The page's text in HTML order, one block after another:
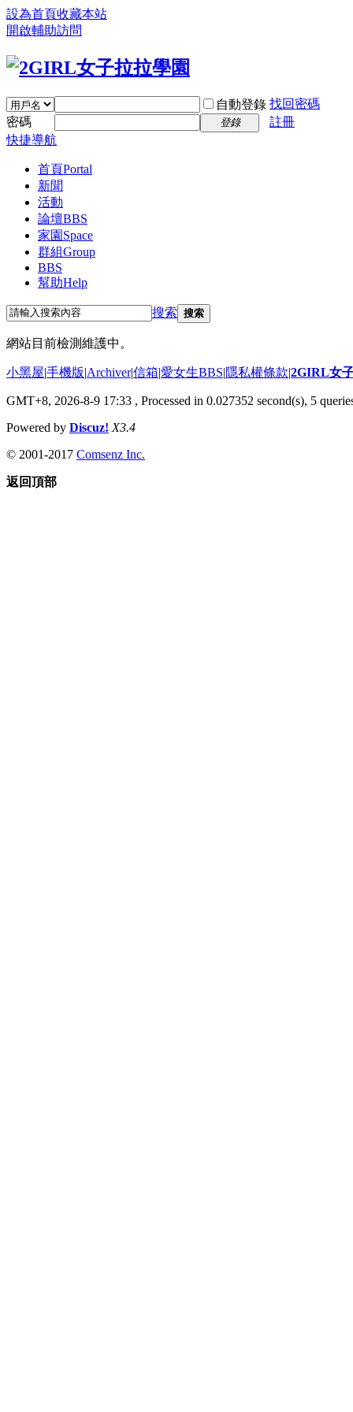
設為首頁收藏本站
開啟輔助訪問
自動登錄 找回密碼
密碼
登錄
註冊
快捷導航
首頁Portal
新聞
活動
論壇BBS
家園 Space
群組Group
BBS
幫助Help
搜索 搜索
網站目前檢測維護中。
小黑屋|手機版|Archiver|信箱|愛女生BBS|隱私權條款|2GIRL女
GMT+8, 2026-8-9 17:33 , Processed in 0.027352 second(s), 5
Powered by Discuz! X3.4
© 2001-2017 Comsenz Inc.
返回頂部